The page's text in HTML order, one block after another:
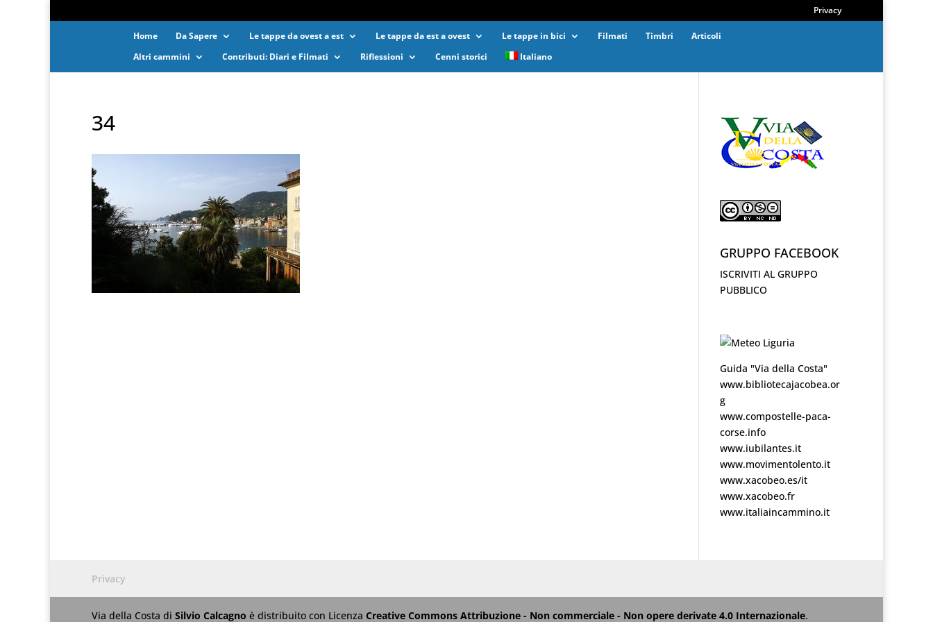
Privacy
Home Da Sapere Le tappe da ovest a est Le tappe da est a ovest Le tappe in bici Filmati Timbri
Articoli
Altri cammini
Contributi: Diari e Filmati Riflessioni Cenni storici Italiano
34
GRUPPO FACEBOOK
ISCRIVITI AL GRUPPO
PUBBLICO
Guida "Via della Costa"
www.bibliotecajacobea.or
g
www.compostelle-paca-
corse.info
www.iubilantes.it
www.movimentolento.it
www.xacobeo.es/it
www.xacobeo.fr
www.italiaincammino.it
Privacy
Via della Costa di Silvio Calcagno è distribuito con Licenza Creative Commons Attribuzione - Non commerciale - Non opere derivate 4.0 Internazionale.